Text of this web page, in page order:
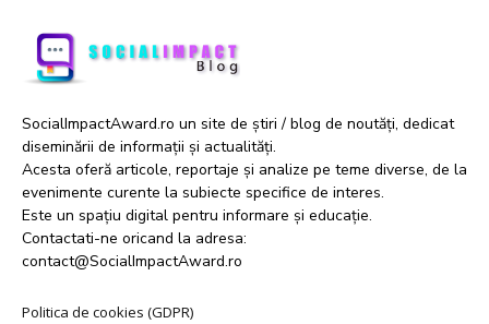
SocialImpactAward.ro un site de știri / blog de noutăți, dedicat
diseminării de informații și actualități.
Acesta oferă articole, reportaje și analize pe teme diverse, de la
evenimente curente la subiecte specifice de interes.
Este un spațiu digital pentru informare și educație.
Contactati-ne oricand la adresa:
contact@SocialImpactAward.ro
Politica de cookies (GDPR)